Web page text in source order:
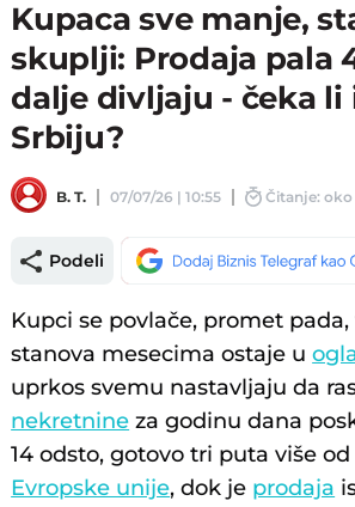
Kupaca sve manje,
skuplji: Prodaja pala
dalje divljaju - čeka li
Srbiju?
B. T. 07/07/26 | 10:55 Čitanje:
Podeli
Kupci se povlače, promet
stanova mesecima ostaje u
uprkos svemu nastavljaju da
nekretnine za godinu dana
14 odsto, gotovo tri puta više
Evropske unije, dok je prodaja